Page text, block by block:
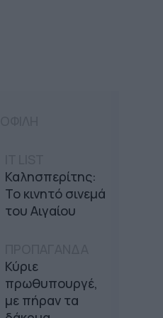
Καλησπερίτης:
Το κινητό σινεμά
του Αιγαίου
Κύριε
πρωθυπουργέ,
με πήραν τα